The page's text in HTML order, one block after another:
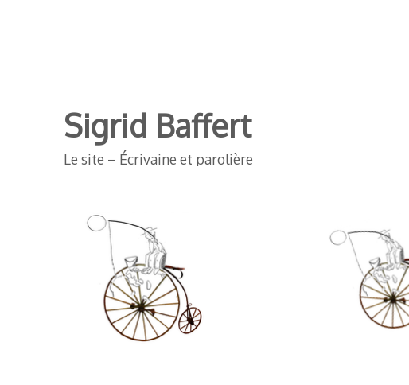
Sigrid Baffert
Le site – Écrivaine et parolière